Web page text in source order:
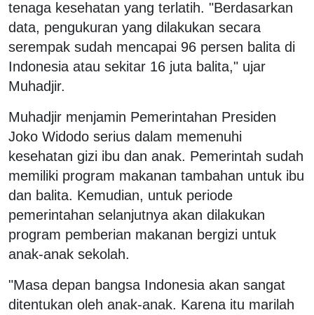
tenaga kesehatan yang terlatih. "Berdasarkan
data, pengukuran yang dilakukan secara
serempak sudah mencapai 96 persen balita di
Indonesia atau sekitar 16 juta balita," ujar
Muhadjir.
Muhadjir menjamin Pemerintahan Presiden
Joko Widodo serius dalam memenuhi
kesehatan gizi ibu dan anak. Pemerintah sudah
memiliki program makanan tambahan untuk ibu
dan balita. Kemudian, untuk periode
pemerintahan selanjutnya akan dilakukan
program pemberian makanan bergizi untuk
anak-anak sekolah.
"Masa depan bangsa Indonesia akan sangat
ditentukan oleh anak-anak. Karena itu marilah